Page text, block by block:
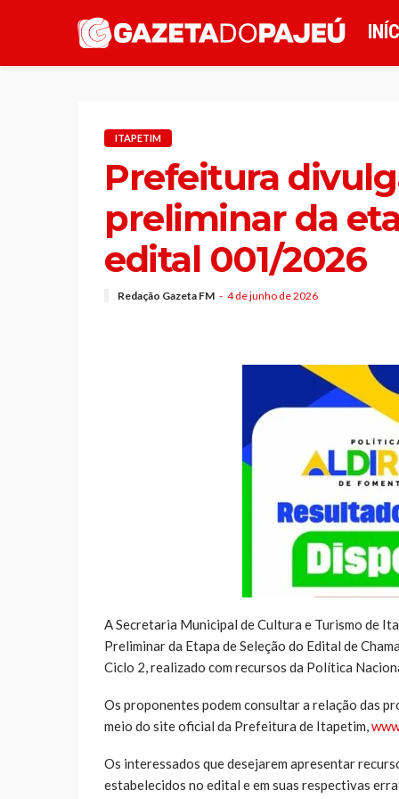
ITAPETIM
Prefeitura
preliminar da
edital 001/2026
Redação Gazeta FM 4 de junho de 2026
A Secretaria Municipal de Cultura e Turismo de
Preliminar da Etapa de Seleção do Edital de
Ciclo 2, realizado com recursos da Política
Os proponentes podem consultar a relação das
meio do site oficial da Prefeitura de Itapetim,
Os interessados que desejarem apresentar
estabelecidos no edital e em suas respectivas